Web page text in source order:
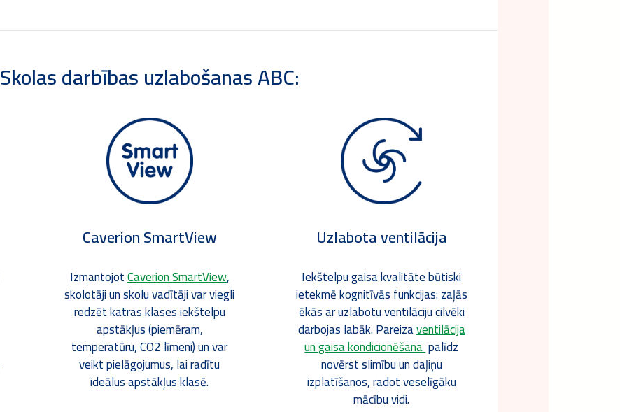
Skolas darbības uzlabošanas ABC:
Caverion SmartView
IzmantojotCaverion SmartView,
skolotāji un skolu vadītāji var viegli
redzēt katras klases iekštelpu
apstākļus (piemēram,
temperatūru, CO2 līmeni) un var
veikt pielāgojumus, lai radītu
ideālus apstākļus klasē.
Uzlabota ventilācija
Iekštelpu gaisa kvalitāte būtiski
ietekmē kognitīvās funkcijas: zaļās
ēkās ar uzlabotu ventilāciju cilvēki
darbojas labāk. Pareizaventilācija
un gaisa kondicionēšanapalīdz
novērst slimību un daļiņu
izplatīšanos, radot veselīgāku
mācību vidi.